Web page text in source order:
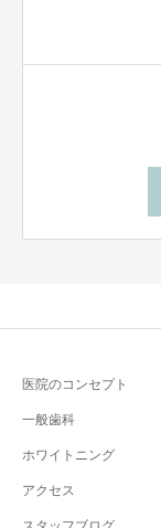
医院のコンセプト
一般歯科
ホワイトニング
アクセス